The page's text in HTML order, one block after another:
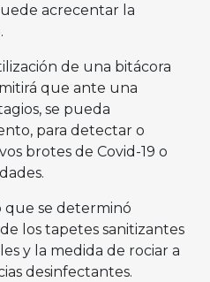
acrecentar la
de una bitácora
que ante una
se pueda
para detectar o
brotes de Covid-19 o
que se determinó
los tapetes sanitizantes
y la medida de rociar a
desinfectantes.